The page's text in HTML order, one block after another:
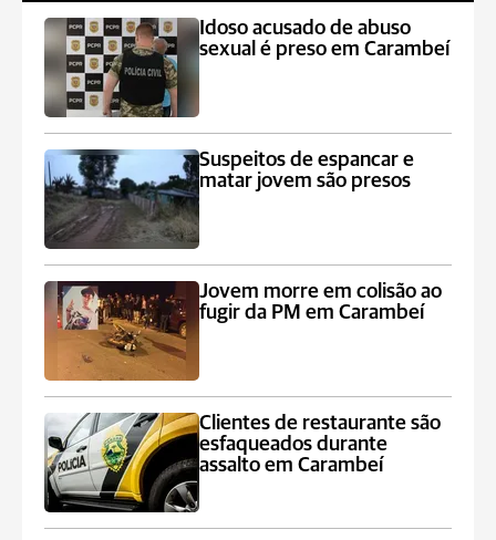
Idoso acusado de abuso
sexual é preso em Carambeí
Suspeitos de espancar e
matar jovem são presos
Jovem morre em colisão ao
fugir da PM em Carambeí
Clientes de restaurante são
esfaqueados durante
assalto em Carambeí